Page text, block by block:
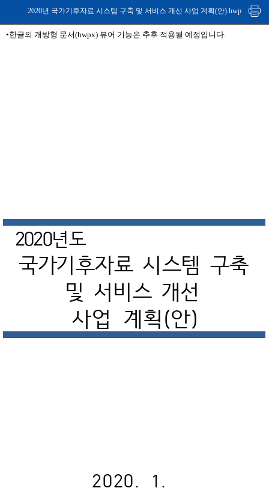
2020년 국가기후자료 시스템 구축 및 서비스 개선 사업 계획(안).hwp
•한글의 개방형 문서(hwpx) 뷰어 기능은 추후 적용될 예정입니다.